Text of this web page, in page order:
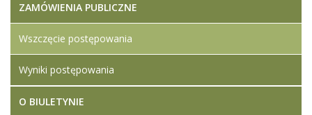
ZAMÓWIENIA PUBLICZNE
Wszczęcie postępowania
Wyniki postępowania
O BIULETYNIE